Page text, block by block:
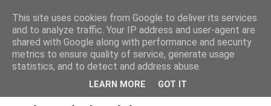
Atletica Sandro
This site uses cookies from Google to deliver its services
and to analyze traffic. Your IP address and user-agent are
shared with Google along with performance and security
metrics to ensure quality of service, generate usage
statistics, and to detect and address abuse.
LEARN MORE GOT IT